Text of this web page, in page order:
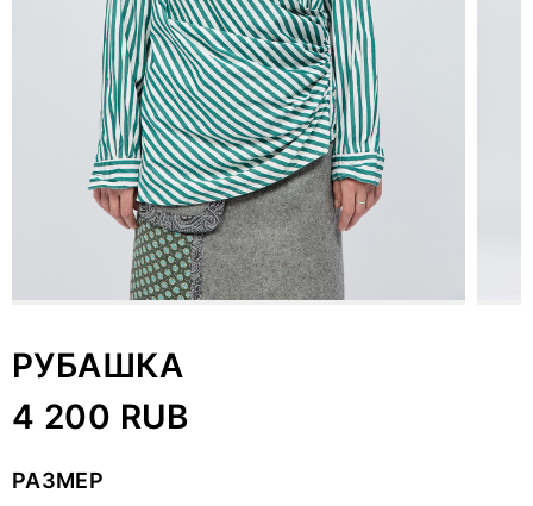
РУБАШКА
4 200 RUB
РАЗМЕР